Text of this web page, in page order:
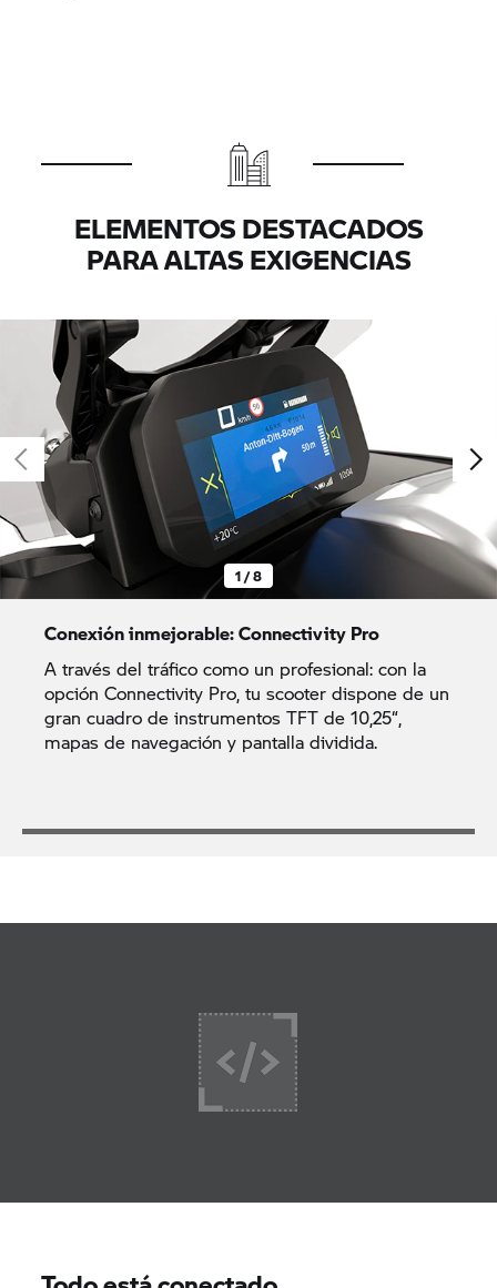
ELEMENTOS DESTACADOS
PARA ALTAS EXIGENCIAS
1 / 8
Conexión inmejorable: Connectivity Pro
A través del tráfico como un profesional: con la
opción Connectivity Pro, tu scooter dispone de un
gran cuadro de instrumentos TFT de 10,25“,
mapas de navegación y pantalla dividida.